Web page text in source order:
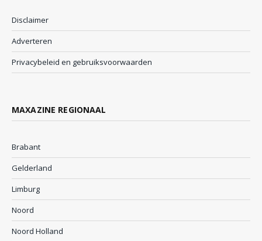
Disclaimer
Adverteren
Privacybeleid en gebruiksvoorwaarden
MAXAZINE REGIONAAL
Brabant
Gelderland
Limburg
Noord
Noord Holland